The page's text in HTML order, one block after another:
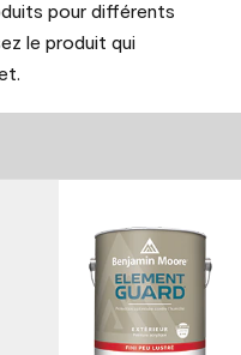
pour différents
le produit qui